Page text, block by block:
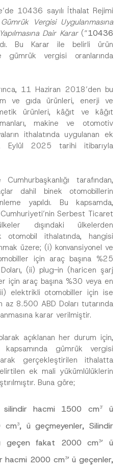
10436 sayılı İthalat Rejimi
Vergisi Uygulanmasına
Dair Karar(“10436
Bu Karar ile belirli ürün
gümrük vergisi oranlarında
11 Haziran 2018’den bu
ve gıda ürünleri, enerji ve
ürünleri, kâğıt ve kâğıt
makine ve otomotiv
ithalatında uygulanan ek
Eylül 2025 tarihi itibarıyla
tarafından,
dahil binek otomobillerin
yapıldı. Bu kapsamda,
Serbest Ticaret
dışındaki ülkelerden
otomobil ithalatında, hangisi
üzere; (i) konvansiyonel ve
için araç başına %25
(ii) plug-in (haricen şarj
için araç başına %30 veya en
elektrikli otomobiller için ise
az 8.500 ABD Doları tutarında
karar verilmiştir.
açıklanan her durum için,
gümrük vergisi
gerçekleştirilen ithalatta
ek mali yükümlülüklerin
Buna göre;
silindir hacmi 1500 cm3’ü
cm3, ü geçmeyenler, Silindir
geçen fakat 2000 cm3’ ü
hacmi 2000 cm3’ ü geçenler,
u
m